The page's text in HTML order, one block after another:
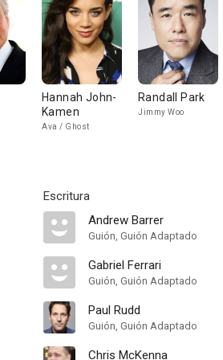
Hannah John-
Kamen
Ava / Ghost
Randall Park
Jimmy Woo
Escritura
Andrew Barrer
Guión, Guión Adaptado
Gabriel Ferrari
Guión, Guión Adaptado
Paul Rudd
Guión, Guión Adaptado
Chris McKenna